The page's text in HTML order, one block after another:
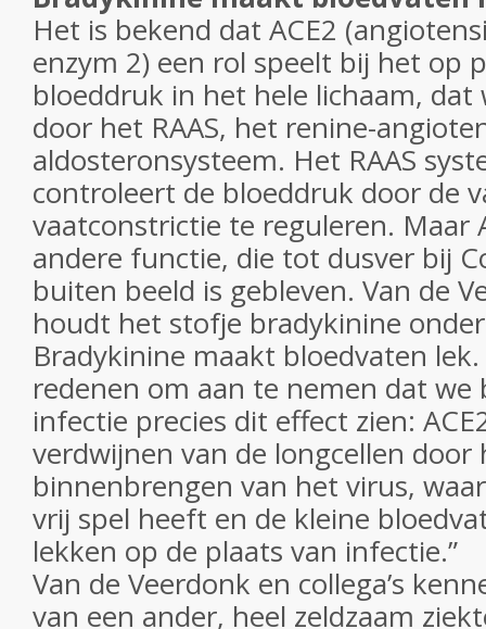
Het is bekend dat ACE2
enzym 2) een rol speelt bij het op
bloeddruk in het hele lichaam, dat
door het RAAS, het renine-
aldosteronsysteem. Het RAAS
controleert de bloeddruk door de
vaatconstrictie te reguleren. Maar
andere functie, die tot dusver bij
buiten beeld is gebleven. Van de
houdt het stofje bradykinine
Bradykinine maakt bloedvaten
redenen om aan te nemen dat we
infectie precies dit effect zien:
verdwijnen van de longcellen door
binnenbrengen van het virus,
vrij spel heeft en de kleine
lekken op de plaats van infectie.”
Van de Veerdonk en collega’s
van een ander, heel zeldzaam